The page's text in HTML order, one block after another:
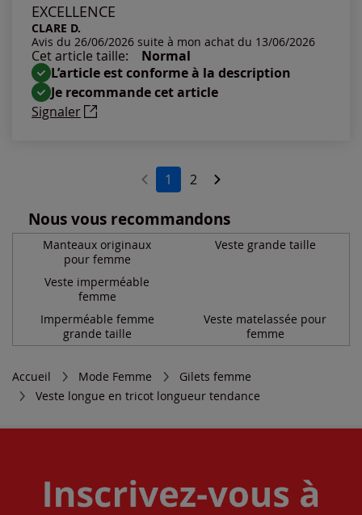
EXCELLENCE
CLARE D.
Avis du 26/06/2026 suite à mon achat du 13/06/2026
Cet article taille:
Normal
L’article est conforme à la description
Je recommande cet article
Signaler
1 2
Nous vous recommandons
Manteaux originaux
pour femme
Veste imperméable
femme
Veste grande taille
Imperméable femme
grande taille
Veste matelassée pour
femme
Accueil Mode Femme
Gilets femme
Veste longue en tricot longueur tendance